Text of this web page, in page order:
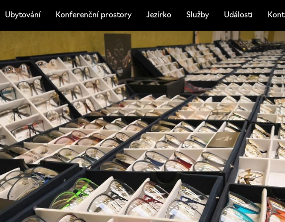
Ubytování Konferenční prostory Jezírko Služby Události